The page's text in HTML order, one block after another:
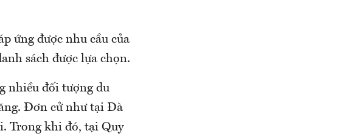
ứng được nhu cầu của
sách được lựa chọn.
nhiều đối tượng du
Đơn cử như tại Đà
Trong khi đó, tại Quy